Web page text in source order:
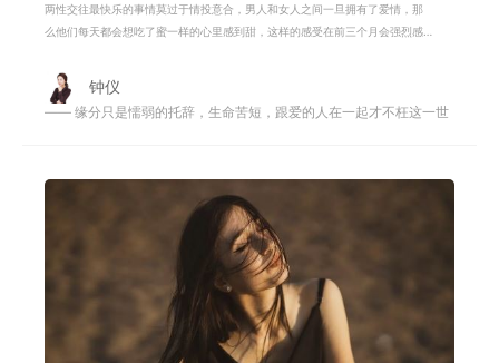
两性交往最快乐的事情莫过于情投意合，男人和女人之间一旦拥有了爱情，那
么他们每天都会想吃了蜜一样的心里感到甜，这样的感受在前三个月会强烈感
钟仪
—— 缘分只是懦弱的托辞，生命苦短，跟爱的人在一起才不枉这一世